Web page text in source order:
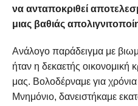
να ανταποκριθεί
μιας βαθιάς
Ανάλογο παράδειγμα με
ήταν η δεκαετής οικονομική
μας. Βολοδέρναμε για
Μνημόνιο, δανειστήκαμε